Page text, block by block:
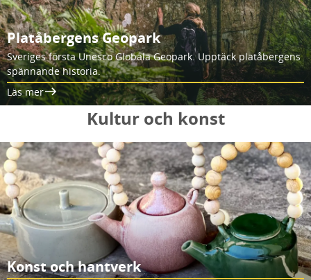
Platåbergens Geopark
Sveriges första Unesco Globala Geopark. Upptäck platåbergens
spännande historia.
Läs mer
Kultur och konst
Konst och hantverk